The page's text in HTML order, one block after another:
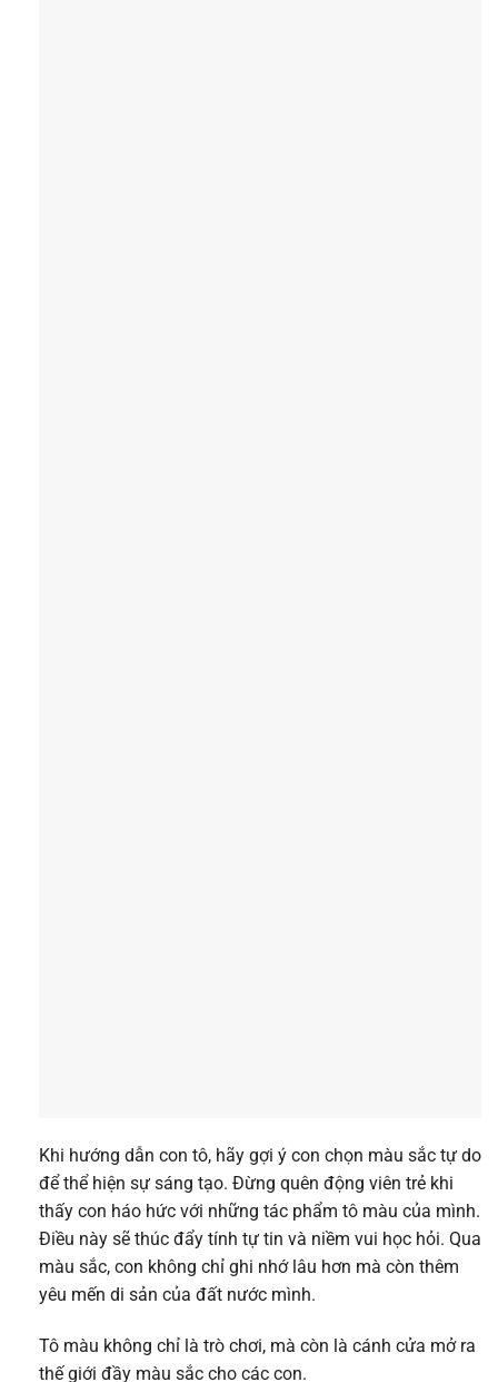
Khi hướng dẫn con tô, hãy gợi ý con chọn màu sắc tự do
để thể hiện sự sáng tạo. Đừng quên động viên trẻ khi
thấy con háo hức với những tác phẩm tô màu của mình.
Điều này sẽ thúc đẩy tính tự tin và niềm vui học hỏi. Qua
màu sắc, con không chỉ ghi nhớ lâu hơn mà còn thêm
yêu mến di sản của đất nước mình.
Tô màu không chỉ là trò chơi, mà còn là cánh cửa mở ra
thế giới đầy màu sắc cho các con.